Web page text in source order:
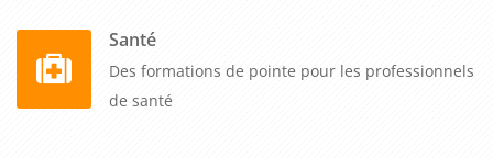
Santé
Des formations de pointe pour les professionnels
de santé